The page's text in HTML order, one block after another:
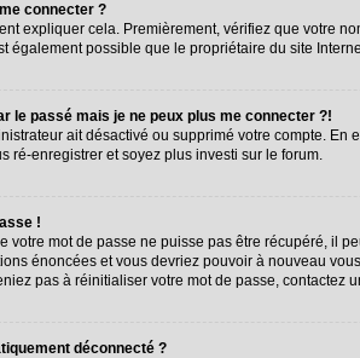
connecter ?
expliquer cela. Premièrement, vérifiez que votre
également possible que le propriétaire du site
le passé mais je ne peux plus me connecter ?!
ait désactivé ou supprimé votre compte.
ré-enregistrer et soyez plus investi sur le forum.
!
votre mot de passe ne puisse pas être récupéré, il
énoncées et vous devriez pouvoir à nouveau
pas à réinitialiser votre mot de passe, contactez
déconnecté ?